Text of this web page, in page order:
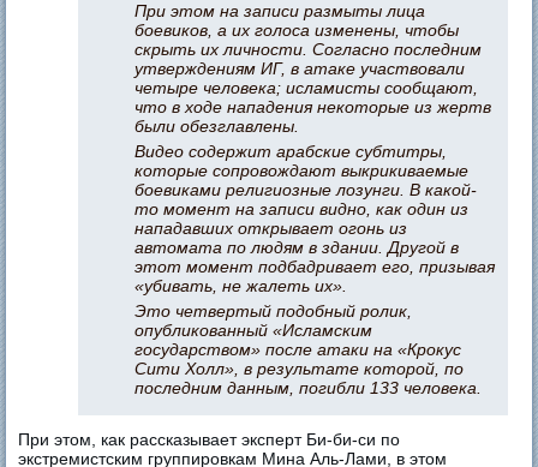
При этом на записи размыты лица
боевиков, а их голоса изменены, чтобы
скрыть их личности. Согласно последним
утверждениям ИГ, в атаке участвовали
четыре человека; исламисты сообщают,
что в ходе нападения некоторые из жертв
были обезглавлены.
Видео содержит арабские субтитры,
которые сопровождают выкрикиваемые
боевиками религиозные лозунги. В какой-
то момент на записи видно, как один из
нападавших открывает огонь из
автомата по людям в здании. Другой в
этот момент подбадривает его, призывая
«убивать, не жалеть их».
Это четвертый подобный ролик,
опубликованный «Исламским
государством» после атаки на «Крокус
Сити Холл», в результате которой, по
последним данным, погибли 133 человека.
При этом, как рассказывает эксперт Би-би-си по
экстремистским группировкам Мина Аль-Лами, в этом